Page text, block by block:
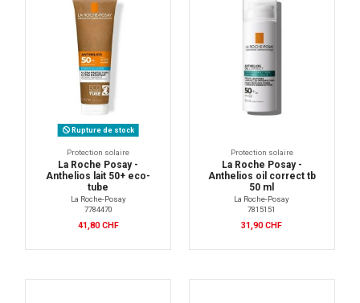
Rupture de stock
Protection solaire
La Roche Posay -
Anthelios lait 50+ eco-
tube
La Roche-Posay
7784470
41,80 CHF
Protection solaire
La Roche Posay -
Anthelios oil correct tb
50 ml
La Roche-Posay
7815151
31,90 CHF